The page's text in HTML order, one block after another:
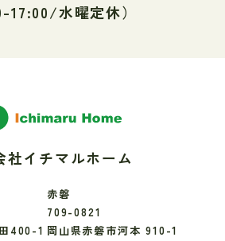
17:00/水曜定休）
社イチマルホーム
400-1
赤磐
709-0821
岡山県赤磐市河本 910-1